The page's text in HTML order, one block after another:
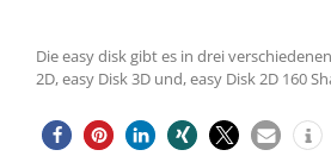
Kundenbewertung
Die easy disk gibt es in drei
2D, easy Disk 3D und, easy Disk 2D 160